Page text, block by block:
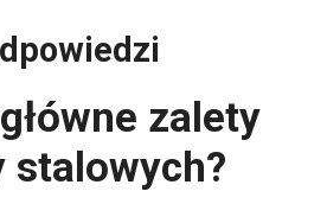
zalety
stalowych?